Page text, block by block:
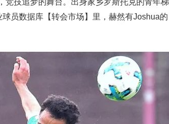
技追梦的舞台。出身家乡罗斯托克的青年梯
员数据库【转会市场】里，赫然有Joshua的